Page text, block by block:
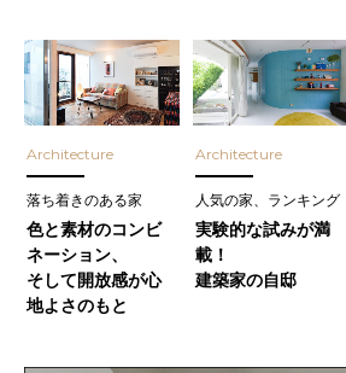
Architecture
落ち着きのある家
色と素材のコンビ
ネーション、
そして開放感が心
地よさのもと
Architecture
人気の家、ランキング
実験的な試みが満
載！
建築家の自邸